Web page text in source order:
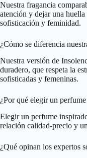
Nuestra fragancia
atención y dejar una
sofisticación y feminidad.
¿Cómo se diferencia
Nuestra versión de
duradero, que respeta la
sofisticadas y femeninas.
¿Por qué elegir un
Elegir un perfume
relación calidad-precio y
¿Qué opinan los expertos